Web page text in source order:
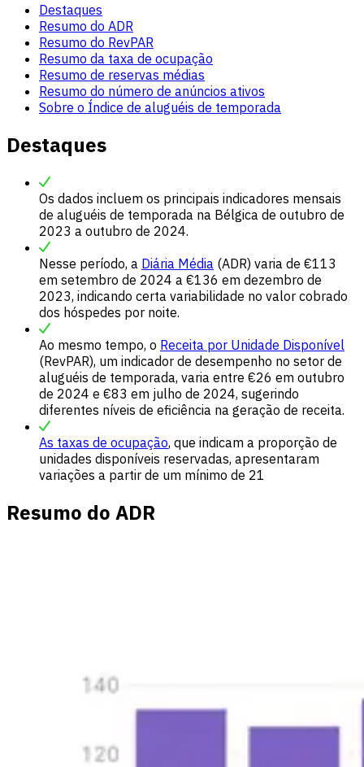
Destaques
Resumo do ADR
Resumo do RevPAR
Resumo da taxa de ocupação
Resumo de reservas médias
Resumo do número de anúncios ativos
Sobre o Índice de aluguéis de temporada
Destaques
Os dados incluem os principais indicadores mensais
de aluguéis de temporada na Bélgica de outubro de
2023 a outubro de 2024.
Nesse período, a Diária Média (ADR) varia de €113
em setembro de 2024 a €136 em dezembro de
2023, indicando certa variabilidade no valor cobrado
dos hóspedes por noite.
Ao mesmo tempo, o Receita por Unidade Disponível
(RevPAR), um indicador de desempenho no setor de
aluguéis de temporada, varia entre €26 em outubro
de 2024 e €83 em julho de 2024, sugerindo
diferentes níveis de eficiência na geração de receita.
As taxas de ocupação, que indicam a proporção de
unidades disponíveis reservadas, apresentaram
variações a partir de um mínimo de 21
Resumo do ADR